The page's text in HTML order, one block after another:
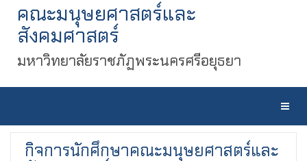
คณะมนุษยศาสตร์และ
สังคมศาสตร์
มหาวิทยาลัยราชภัฏพระนครศรีอยุธยา
กิจการนักศึกษาคณะมนุษยศาสตร์และ